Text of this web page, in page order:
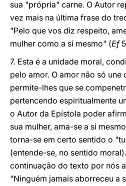
sua "própria" carne. O Autor
vez mais na última frase do
"Pelo que vos diz respeito,
mulher como a si mesmo" (Ef
7. Esta é a unidade moral,
pelo amor. O amor não só une
permite-lhes que se
pertencendo espiritualmente
o Autor da Epístola poder
sua mulher, ama-se a si
torna-se em certo sentido o
(entende-se, no sentido
continuação do texto por nós
"Ninguém jamais aborreceu a